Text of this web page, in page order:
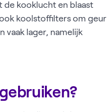
de kooklucht en blaast
koolstoffilters om geur
vaak lager, namelijk